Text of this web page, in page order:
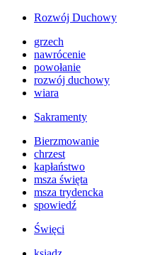
Rozwój Duchowy
grzech
nawrócenie
powołanie
rozwój duchowy
wiara
Sakramenty
Bierzmowanie
chrzest
kapłaństwo
msza święta
msza trydencka
spowiedź
Święci